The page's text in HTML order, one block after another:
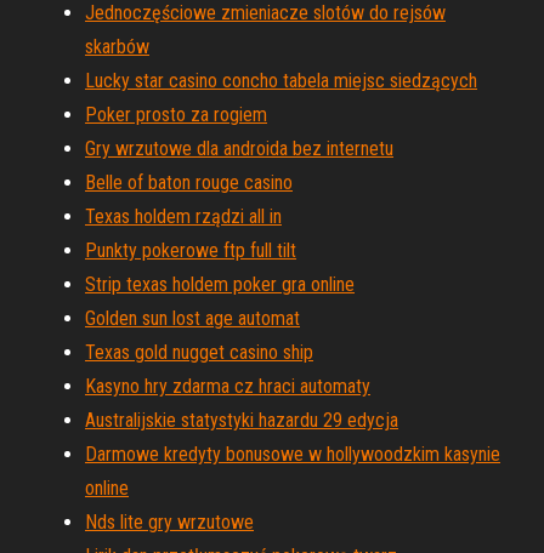
Jednoczęściowe zmieniacze slotów do rejsów
skarbów
Lucky star casino concho tabela miejsc siedzących
Poker prosto za rogiem
Gry wrzutowe dla androida bez internetu
Belle of baton rouge casino
Texas holdem rządzi all in
Punkty pokerowe ftp full tilt
Strip texas holdem poker gra online
Golden sun lost age automat
Texas gold nugget casino ship
Kasyno hry zdarma cz hraci automaty
Australijskie statystyki hazardu 29 edycja
Darmowe kredyty bonusowe w hollywoodzkim kasynie
online
Nds lite gry wrzutowe